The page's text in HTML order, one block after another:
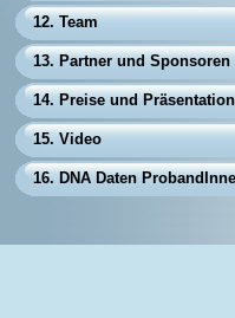
12. Team
13. Partner und Sponsoren
14. Preise und
15. Video
16. DNA Daten